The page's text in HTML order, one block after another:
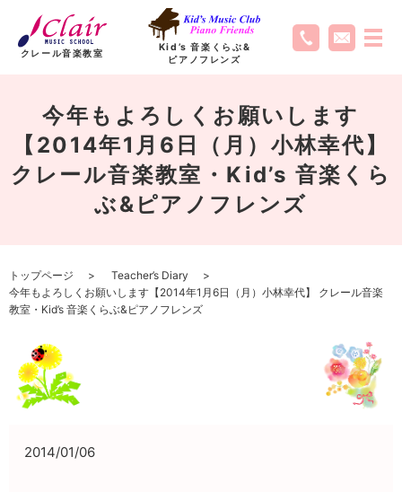
クレール音楽教室
Kid’s 音楽くらぶ&
ピアノフレンズ
今年もよろしくお願いします
【2014年1月6日（月）小林幸代】
クレール音楽教室・Kid’s 音楽くら
ぶ&ピアノフレンズ
トップページ
Teacher’s Diary
今年もよろしくお願いします【2014年1月6日（月）小林幸代】 クレール音楽
教室・Kid’s 音楽くらぶ&ピアノフレンズ
2014/01/06